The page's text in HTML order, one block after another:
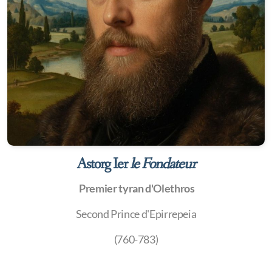
Astorg Ierle Fondateur
Premier tyran d'Olethros
Second Prince d'Epirrepeia
(760-783)
Médailles Civiles
Gardes Militaires
Forces Terrestres
Forces Navales